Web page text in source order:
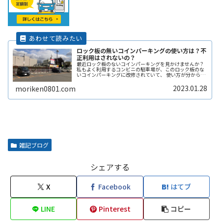
ロック板の無いコインパーキングの使い方は？不
正利用はされないの？
最近ロック板のないコインパーキングを見かけませんか？
私もよく利用するコンビニの駐車場が、このロック板のな
いコインパーキングに改修されていて、 使い方が分からず
敬遠してしまった経験があります。 そこで、ここではロッ
ク板のないコインパーキングの使い方や、ロック板がない
と不正に使われないの？などその辺りも含めて解説しま
moriken0801.com 2023.01.28
雑記ブログ
シェアする
X Facebook はてブ
LINE Pinterest コピー